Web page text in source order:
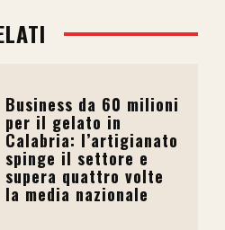
Business da 60 milioni
per il gelato in
Calabria: l’artigianato
spinge il settore e
supera quattro volte
la media nazionale